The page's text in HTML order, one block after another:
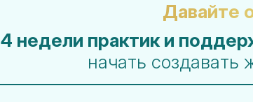
Давайте
4 недели практик и
начать